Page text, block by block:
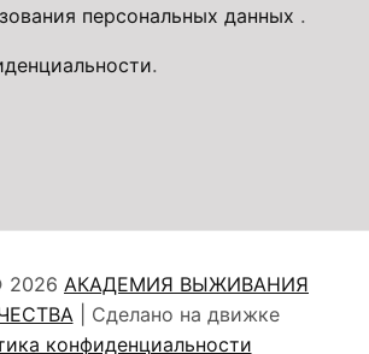
персональных данных .
.
2026 АКАДЕМИЯ ВЫЖИВАНИЯ
| Сделано на движке
конфиденциальности